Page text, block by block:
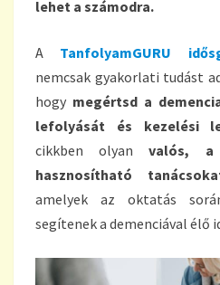
lehet a számodra.
A TanfolyamGURU
nemcsak gyakorlati tudást
hogy megértsd a
lefolyását és kezelési
cikkben olyanvalós, a
hasznosítható
amelyek az oktatás
segítenek a demenciával élő